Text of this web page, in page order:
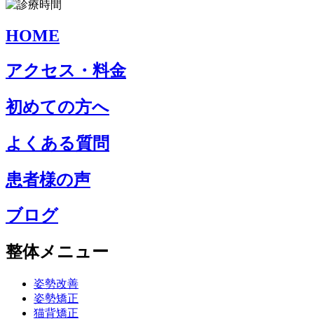
HOME
アクセス・料金
初めての方へ
よくある質問
患者様の声
ブログ
整体メニュー
姿勢改善
姿勢矯正
猫背矯正